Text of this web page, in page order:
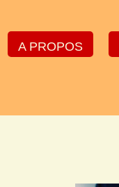
A PROPOS